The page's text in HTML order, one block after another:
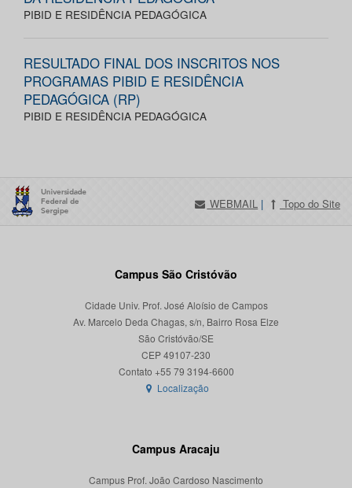
PIBID E RESIDÊNCIA PEDAGÓGICA
RESULTADO FINAL DOS INSCRITOS NOS
PROGRAMAS PIBID E RESIDÊNCIA
PEDAGÓGICA (RP)
PIBID E RESIDÊNCIA PEDAGÓGICA
WEBMAIL | Topo do Site
Campus São Cristóvão
Cidade Univ. Prof. José Aloísio de Campos
Av. Marcelo Deda Chagas, s/n, Bairro Rosa Elze
São Cristóvão/SE
CEP 49107-230
Localização
Campus Aracaju
Campus Prof. João Cardoso Nascimento